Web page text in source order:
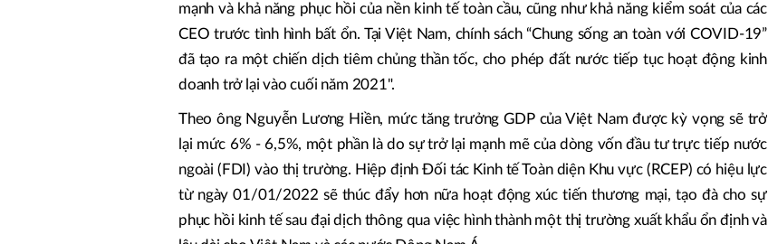
mạnh và khả năng phục hồi của nền kinh tế toàn cầu, cũng như khả năng kiểm soát của các
CEO trước tình hình bất ổn. Tại Việt Nam, chính sách “Chung sống an toàn với COVID-19”
đã tạo ra một chiến dịch tiêm chủng thần tốc, cho phép đất nước tiếp tục hoạt động kinh
doanh trở lại vào cuối năm 2021".
Theo ông Nguyễn Lương Hiền, mức tăng trưởng GDP của Việt Nam được kỳ vọng sẽ trở
lại mức 6% - 6,5%, một phần là do sự trở lại mạnh mẽ của dòng vốn đầu tư trực tiếp nước
ngoài (FDI) vào thị trường. Hiệp định Đối tác Kinh tế Toàn diện Khu vực (RCEP) có hiệu lực
từ ngày 01/01/2022 sẽ thúc đẩy hơn nữa hoạt động xúc tiến thương mại, tạo đà cho sự
phục hồi kinh tế sau đại dịch thông qua việc hình thành một thị trường xuất khẩu ổn định và